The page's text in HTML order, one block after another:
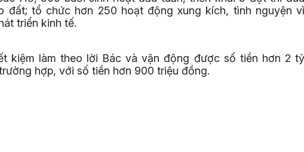
đất; tổ chức hơn 250 hoạt động xung kích, tình nguyện vì
triển kinh tế.
kiệm làm theo lời Bác và vận động được số tiền hơn 2 tỷ
hợp, với số tiền hơn 900 triệu đồng.